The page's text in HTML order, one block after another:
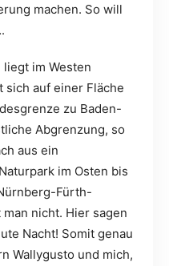
machen. So will
im Westen
auf einer Fläche
zu Baden-
Abgrenzung, so
aus ein
im Osten bis
Fürth-
nicht. Hier sagen
Nacht! Somit genau
Wallygusto und mich,